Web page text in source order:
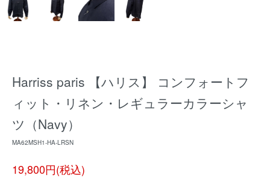
Harriss paris 【ハリス】 コンフォートフ
ィット・リネン・レギュラーカラーシャ
ツ（Navy）
MA62MSH1-HA-LRSN
19,800円(税込)